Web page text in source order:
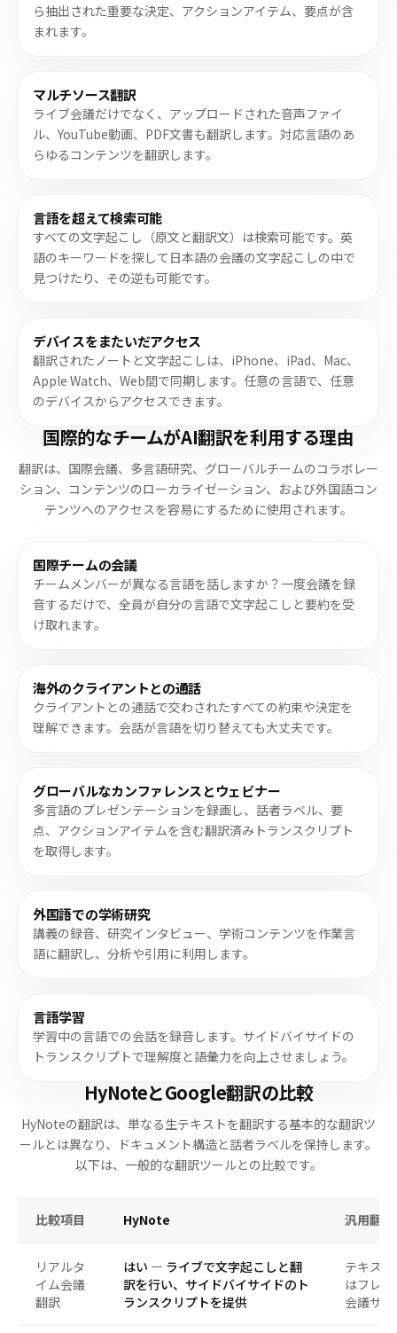
ら抽出された重要な決定、アクションアイテム、要点が含
まれます。
マルチソース翻訳
ライブ会議だけでなく、アップロードされた音声ファイ
ル、YouTube動画、PDF文書も翻訳します。対応言語のあ
らゆるコンテンツを翻訳します。
言語を超えて検索可能
すべての文字起こし（原文と翻訳文）は検索可能です。英
語のキーワードを探して日本語の会議の文字起こしの中で
見つけたり、その逆も可能です。
デバイスをまたいだアクセス
翻訳されたノートと文字起こしは、iPhone、iPad、Mac、
Apple Watch、Web間で同期します。任意の言語で、任意
のデバイスからアクセスできます。
国際的なチームがAI翻訳を利用する理由
翻訳は、国際会議、多言語研究、グローバルチームのコラボレー
ション、コンテンツのローカライゼーション、および外国語コン
テンツへのアクセスを容易にするために使用されます。
国際チームの会議
チームメンバーが異なる言語を話しますか？一度会議を録
音するだけで、全員が自分の言語で文字起こしと要約を受
け取れます。
海外のクライアントとの通話
クライアントとの通話で交わされたすべての約束や決定を
理解できます。会話が言語を切り替えても大丈夫です。
グローバルなカンファレンスとウェビナー
多言語のプレゼンテーションを録画し、話者ラベル、要
点、アクションアイテムを含む翻訳済みトランスクリプト
を取得します。
外国語での学術研究
講義の録音、研究インタビュー、学術コンテンツを作業言
語に翻訳し、分析や引用に利用します。
言語学習
学習中の言語での会話を録音します。サイドバイサイドの
トランスクリプトで理解度と語彙力を向上させましょう。
HyNoteとGoogle翻訳の比較
HyNoteの翻訳は、単なる生テキストを翻訳する基本的な翻訳ツ
ールとは異なり、ドキュメント構造と話者ラベルを保持します。
以下は、一般的な翻訳ツールとの比較です。
比較項目 HyNote 汎用翻
リアルタ
イム会議
翻訳
はい — ライブで文字起こしと翻
訳を行い、サイドバイサイドのト
ランスクリプトを提供
テキス
はフレ
会議サ